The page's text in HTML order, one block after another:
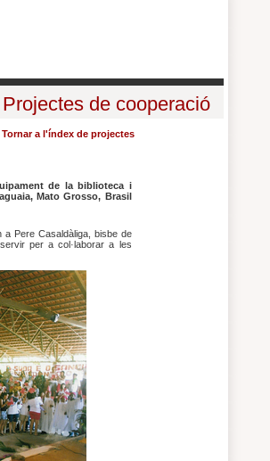
Projectes de cooperació
Tornar a l'índex de projectes
de la biblioteca i
Mato Grosso, Brasil
a Pere Casaldàliga, bisbe de
per a col·laborar a les